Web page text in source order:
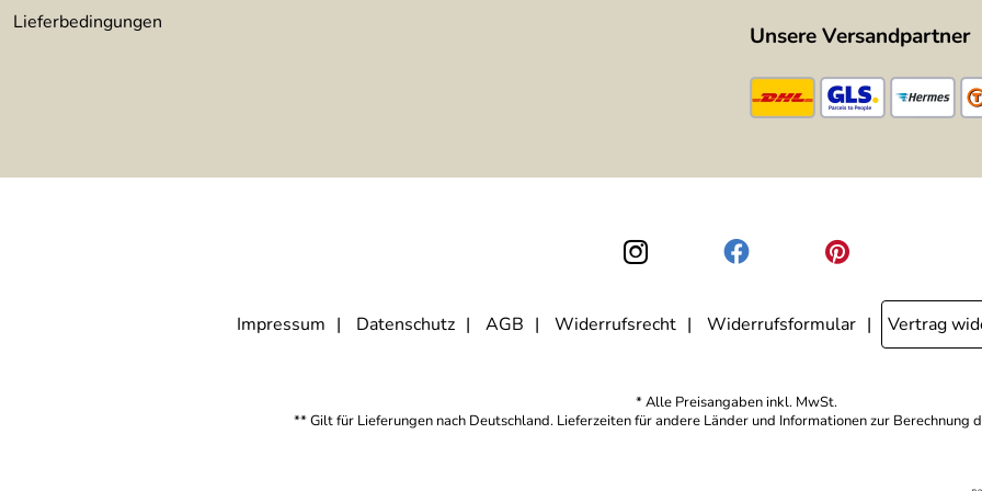
Lieferbedingungen
Unsere Versandpartner
Impressum Datenschutz AGB Widerrufsrecht Widerrufsformular Vertrag
* Alle Preisangaben inkl. MwSt.
** Gilt für Lieferungen nach Deutschland. Lieferzeiten für andere Länder und Informationen zur Berechnung